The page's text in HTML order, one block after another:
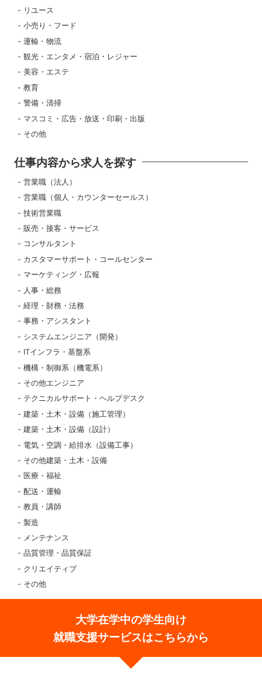
リユース
小売り・フード
運輸・物流
観光・エンタメ・宿泊・レジャー
美容・エステ
教育
警備・清掃
マスコミ・広告・放送・印刷・出版
その他
仕事内容から求人を探す
営業職（法人）
営業職（個人・カウンターセールス）
技術営業職
販売・接客・サービス
コンサルタント
カスタマーサポート・コールセンター
マーケティング・広報
人事・総務
経理・財務・法務
事務・アシスタント
システムエンジニア（開発）
ITインフラ・基盤系
機構・制御系（機電系）
その他エンジニア
テクニカルサポート・ヘルプデスク
建築・土木・設備（施工管理）
建築・土木・設備（設計）
電気・空調・給排水（設備工事）
その他建築・土木・設備
医療・福祉
配送・運輸
教員・講師
製造
メンテナンス
品質管理・品質保証
クリエイティブ
その他
大学在学中の学生向け
就職支援サービスはこちらから